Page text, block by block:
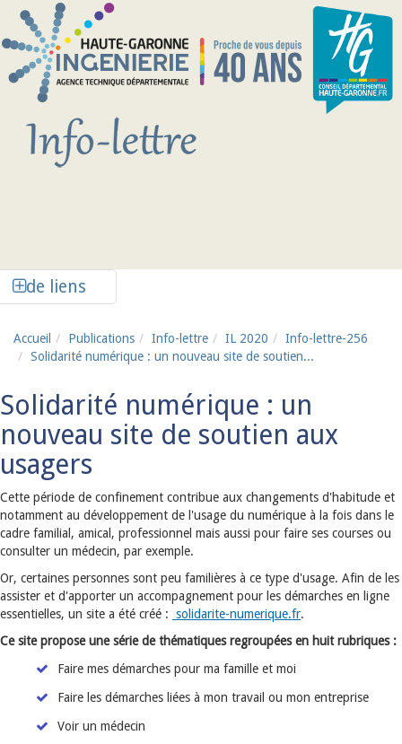
Aller au contenu principal
de liens
Accueil Publications Info-lettre IL 2020
Info-lettre-256
Solidarité numérique : un nouveau site de soutien...
Solidarité numérique : un
nouveau site de soutien aux
usagers
Cette période de confinement contribue aux changements d'habitude et
notamment au développement de l'usage du numérique à la fois dans le
cadre familial, amical, professionnel mais aussi pour faire ses courses ou
consulter un médecin, par exemple.
Or, certaines personnes sont peu familières à ce type d'usage. Afin de les
assister et d'apporter un accompagnement pour les démarches en ligne
essentielles, un site a été créé : solidarite-numerique.fr.
Ce site propose une série de thématiques regroupées en huit rubriques :
Faire mes démarches pour ma famille et moi
Faire les démarches liées à mon travail ou mon entreprise
Voir un médecin